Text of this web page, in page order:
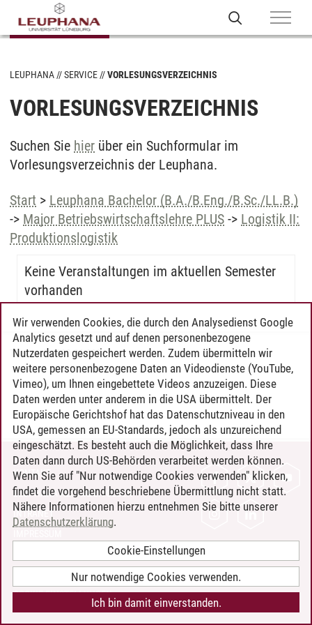
LEUPHANA SERVICE VORLESUNGSVERZEICHNIS
VORLESUNGSVERZEICHNIS
Suchen Sie hier über ein Suchformular im
Vorlesungsverzeichnis der Leuphana.
Start > Leuphana Bachelor (B.A./B.Eng./B.Sc./LL.B.)
-> Major Betriebswirtschaftslehre PLUS -> Logistik II:
Produktionslogistik
Keine Veranstaltungen im aktuellen Semester
vorhanden
Timo Leder/30.06.2024
KONTAKT
LEUPHANA ALS ARBEITGEBER
INTRANET
BARRIEREFREIHEIT
COOKIE-EINSTELLUNGEN
Wir verwenden Cookies, die durch den Analysedienst Google
Analytics gesetzt und auf denen personenbezogene
Nutzerdaten gespeichert werden. Zudem übermitteln wir
weitere personenbezogene Daten an Videodienste (YouTube,
Vimeo), um Ihnen eingebettete Videos anzuzeigen. Diese
Daten werden unter anderem in die USA übermittelt. Der
Europäische Gerichtshof hat das Datenschutzniveau in den
USA, gemessen an EU-Standards, jedoch als unzureichend
eingeschätzt. Es besteht auch die Möglichkeit, dass Ihre
Daten dann durch US-Behörden verarbeitet werden können.
Wenn Sie auf "Nur notwendige Cookies verwenden" klicken,
findet die vorgehend beschriebene Übermittlung nicht statt.
Nähere Informationen hierzu entnehmen Sie bitte unserer
Datenschutzerklärung.
Cookie-Einstellungen
Nur notwendige Cookies verwenden.
Ich bin damit einverstanden.